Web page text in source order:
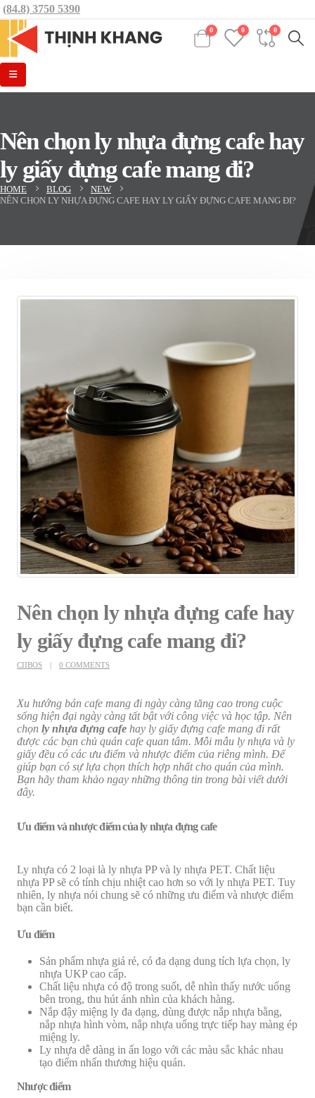
(84.8) 3750 5390
0 0 0
Nên chọn ly nhựa đựng cafe hay
ly giấy đựng cafe mang đi?
HOME BLOG
NEW
NÊN CHỌN LY NHỰA ĐỰNG CAFE HAY LY GIẤY ĐỰNG CAFE MANG ĐI?
Nên chọn ly nhựa đựng cafe hay
ly giấy đựng cafe mang đi?
CIIBOS 0 COMMENTS
Xu hướng bán cafe mang đi ngày càng tăng cao trong cuộc
sống hiện đại ngày càng tất bật với công việc và học tập. Nên
chọn ly nhựa đựng cafe hay ly giấy đựng cafe mang đi rất
được các bạn chủ quán cafe quan tâm. Mỗi mẫu ly nhựa và ly
giấy đều có các ưu điểm và nhược điểm của riêng mình. Để
giúp bạn có sự lựa chọn thích hợp nhất cho quán của mình.
Bạn hãy tham khảo ngay những thông tin trong bài viết dưới
đây.
Ưu điểm và nhược điểm của ly nhựa đựng cafe
Ly nhựa có 2 loại là ly nhựa PP và ly nhựa PET. Chất liệu
nhựa PP sẽ có tính chịu nhiệt cao hơn so với ly nhựa PET. Tuy
nhiên, ly nhựa nói chung sẽ có những ưu điểm và nhược điểm
bạn cần biết.
Ưu điểm
Sản phẩm nhựa giá rẻ, có đa dạng dung tích lựa chọn, ly
nhựa UKP cao cấp.
Chất liệu nhựa có độ trong suốt, dễ nhìn thấy nước uống
bên trong, thu hút ánh nhìn của khách hàng.
Nắp đậy miệng ly đa dạng, dùng được nắp nhựa bằng,
nắp nhựa hình vòm, nắp nhựa uống trực tiếp hay màng ép
miệng ly.
Ly nhựa dễ dàng in ấn logo với các màu sắc khác nhau
tạo điểm nhấn thương hiệu quán.
Nhược điểm